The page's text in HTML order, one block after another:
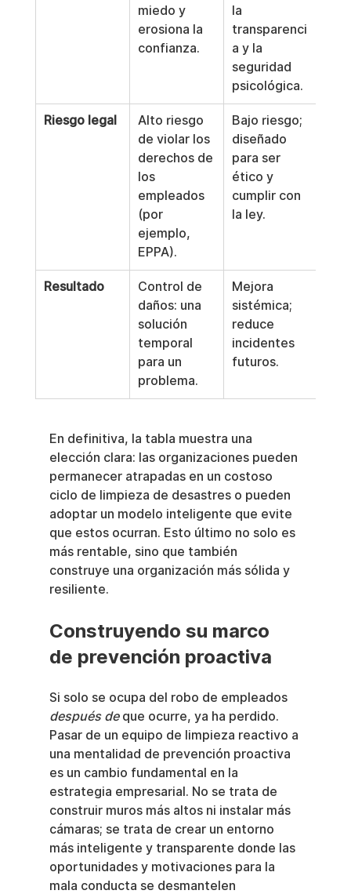
miedo y
erosiona la
confianza.
la
transparenci
a y la
seguridad
psicológica.
Riesgo legal
Alto riesgo
de violar los
derechos de
los
empleados
(por
ejemplo,
EPPA).
Bajo riesgo;
diseñado
para ser
ético y
cumplir con
la ley.
Resultado
Control de
daños: una
solución
temporal
para un
problema.
Mejora
sistémica;
reduce
incidentes
futuros.
En definitiva, la tabla muestra una
elección clara: las organizaciones pueden
permanecer atrapadas en un costoso
ciclo de limpieza de desastres o pueden
adoptar un modelo inteligente que evite
que estos ocurran. Esto último no solo es
más rentable, sino que también
construye una organización más sólida y
resiliente.
Construyendo su marco
de prevención proactiva
Si solo se ocupa del robo de empleados
después de que ocurre, ya ha perdido.
Pasar de un equipo de limpieza reactivo a
una mentalidad de prevención proactiva
es un cambio fundamental en la
estrategia empresarial. No se trata de
construir muros más altos ni instalar más
cámaras; se trata de crear un entorno
más inteligente y transparente donde las
oportunidades y motivaciones para la
mala conducta se desmantelen